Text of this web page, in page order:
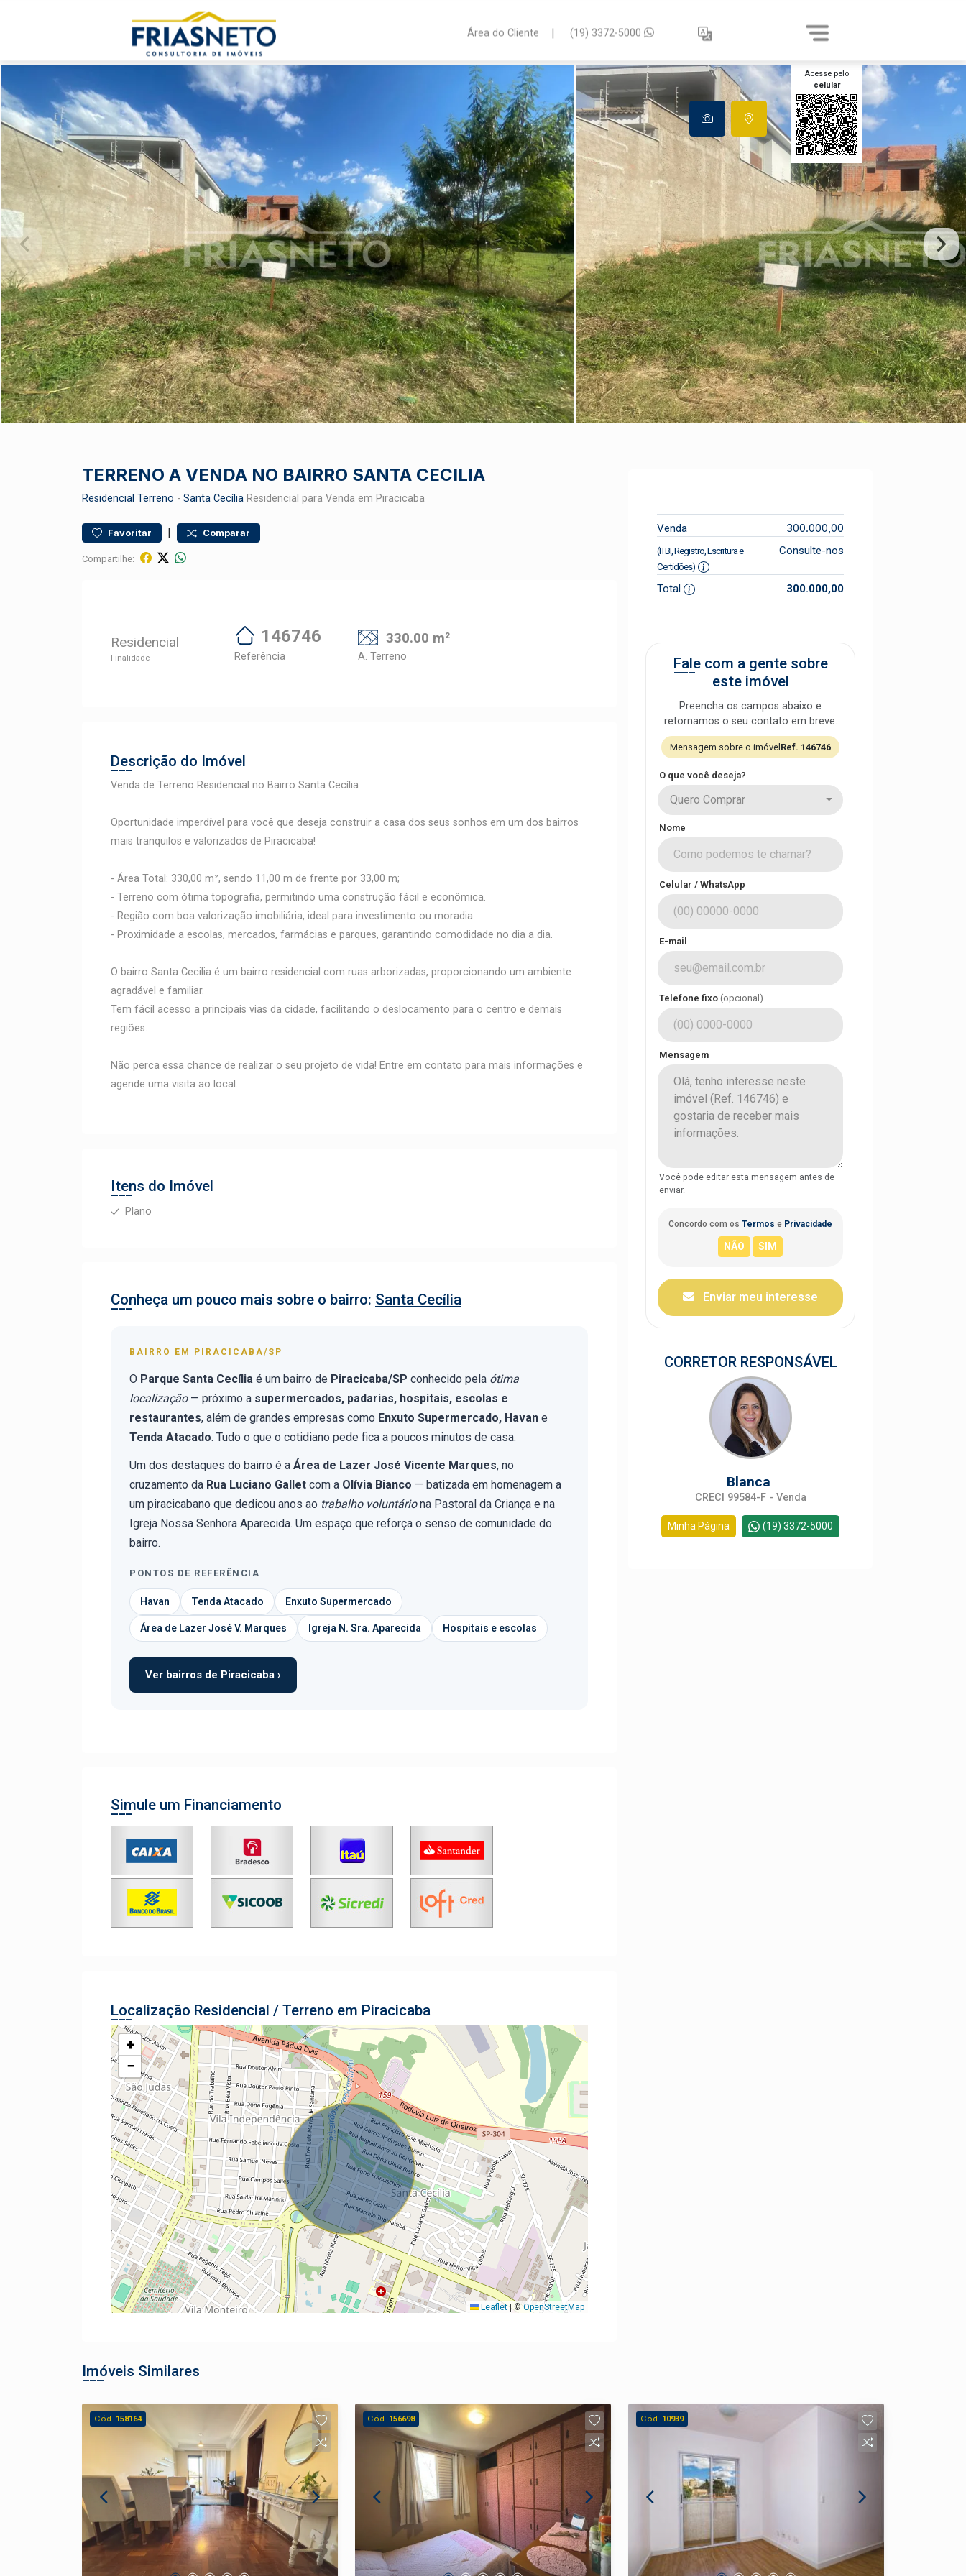
Área do Cliente | (19) 3372-5000
Acesse pelo
celular
TERRENO A VENDA NO BAIRRO SANTA CECILIA
Residencial Terreno - Santa Cecília Residencial para Venda em Piracicaba
Favoritar | Comparar
Compartilhe:
Residencial
Finalidade
146746
Referência
330.00 m²
A. Terreno
Descrição do Imóvel
Venda de Terreno Residencial no Bairro Santa Cecília
Oportunidade imperdível para você que deseja construir a casa dos seus sonhos em um dos bairros
mais tranquilos e valorizados de Piracicaba!
- Área Total: 330,00 m², sendo 11,00 m de frente por 33,00 m;
- Terreno com ótima topografia, permitindo uma construção fácil e econômica.
- Região com boa valorização imobiliária, ideal para investimento ou moradia.
- Proximidade a escolas, mercados, farmácias e parques, garantindo comodidade no dia a dia.
O bairro Santa Cecilia é um bairro residencial com ruas arborizadas, proporcionando um ambiente
agradável e familiar.
Tem fácil acesso a principais vias da cidade, facilitando o deslocamento para o centro e demais
regiões.
Não perca essa chance de realizar o seu projeto de vida! Entre em contato para mais informações e
agende uma visita ao local.
Itens do Imóvel
Plano
Conheça um pouco mais sobre o bairro: Santa Cecília
BAIRRO EM PIRACICABA/SP
O Parque Santa Cecília é um bairro de Piracicaba/SP conhecido pela ótima
localização— próximo a supermercados, padarias, hospitais, escolas e
restaurantes, além de grandes empresas como Enxuto Supermercado, Havan e
Tenda Atacado. Tudo o que o cotidiano pede fica a poucos minutos de casa.
Um dos destaques do bairro é a Área de Lazer José Vicente Marques, no
cruzamento da Rua Luciano Gallet com a Olívia Bianco — batizada em homenagem a
um piracicabano que dedicou anos ao trabalho voluntáriona Pastoral da Criança e na
Igreja Nossa Senhora Aparecida. Um espaço que reforça o senso de comunidade do
bairro.
PONTOS DE REFERÊNCIA
Havan Tenda Atacado Enxuto Supermercado
Área de Lazer José V. Marques Igreja N. Sra. Aparecida Hospitais e escolas
Ver bairros de Piracicaba ›
Simule um Financiamento
Localização Residencial / Terreno em Piracicaba
+
−
Leaflet |©OpenStreetMap
Venda 300.000,00
(ITBI, Registro, Escritura e
Certidões)
Consulte-nos
Total 300.000,00
Fale com a gente sobre
este imóvel
Preencha os campos abaixo e
retornamos o seu contato em breve.
Mensagem sobre o imóvel Ref. 146746
O que você deseja?
Quero Comprar
Nome
Celular / WhatsApp
E-mail
Telefone fixo (opcional)
Mensagem
Você pode editar esta mensagem antes de
enviar.
Concordo com os Termos e Privacidade
Enviar meu interesse
CORRETOR RESPONSÁVEL
Blanca
CRECI 99584-F - Venda
Minha Página (19) 3372-5000
Imóveis Similares
Cód. 158164 Cód. 156698 Cód. 10939